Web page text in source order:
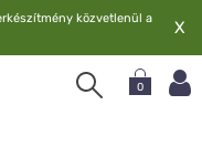
közvetlenül a
X
0